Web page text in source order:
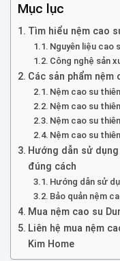
Mục lục
Tìm hiểu nệm cao
Nguyên liệu cao
Công nghệ sản
Các sản phẩm nệm
Nệm cao su
Nệm cao su
Nệm cao su
Nệm cao su
Hướng dẫn sử
đúng cách
Hướng dẫn sử
Bảo quản nệm
Mua nệm cao su
Liên hệ mua nệm
Kim Home